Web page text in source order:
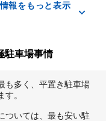
報をもっと表示
駐車場事情
も多く、平置き駐車場
。
ついては、最も安い駐